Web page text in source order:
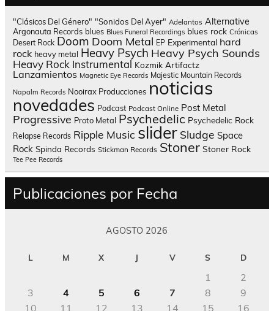
"Clásicos Del Género" "Sonidos Del Ayer" Adelantos Alternative
Argonauta Records blues Blues Funeral Recordings blues rock Crónicas
Desert Rock Doom Doom Metal EP Experimental hard
rock heavy metal Heavy Psych Heavy Psych Sounds
Heavy Rock Instrumental Kozmik Artifactz
Lanzamientos Magnetic Eye Records Majestic Mountain Records
Napalm Records Nooirax Producciones noticias
novedades Podcast Podcast Online Post Metal
Progressive Proto Metal Psychedelic Psychedelic Rock
Relapse Records Ripple Music slider Sludge Space
Rock Spinda Records Stickman Records Stoner Stoner Rock
Tee Pee Records
Publicaciones por Fecha
AGOSTO 2026
L M X J V S D
1
2
3
4 5 6 7 8
9
10
11 12 13 14 15
16